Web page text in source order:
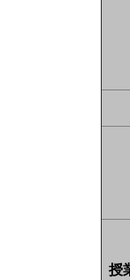
授